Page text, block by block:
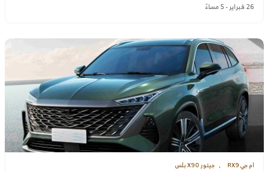
26 فبراير - 5 مساءً
ام جي RX9 جيتور X90 بلس